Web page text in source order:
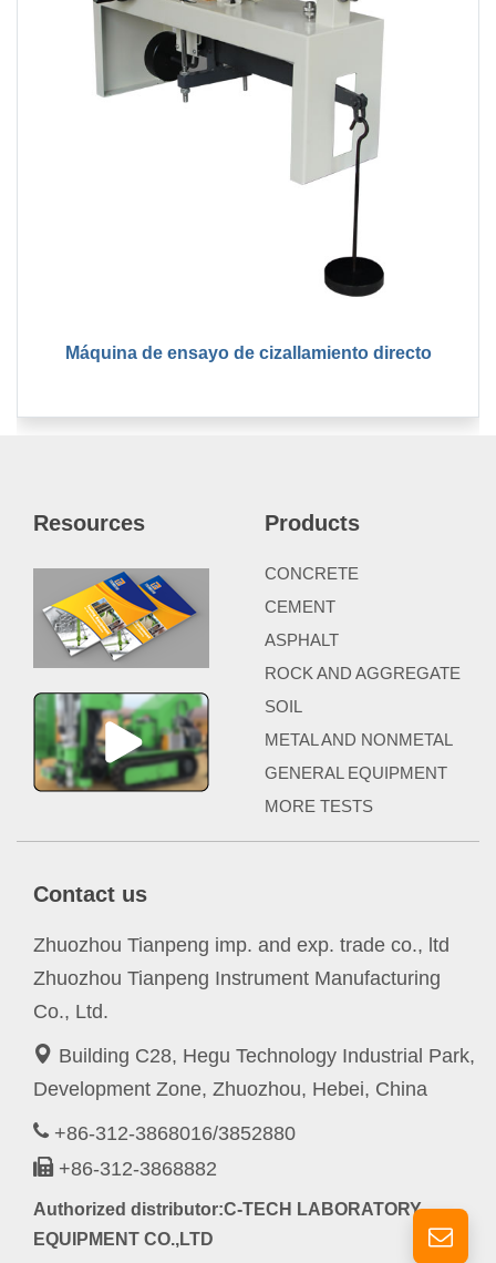
Máquina de ensayo de cizallamiento directo
Resources Products
CONCRETE
CEMENT
ASPHALT
ROCK AND AGGREGATE
SOIL
METAL AND NONMETAL
GENERAL EQUIPMENT
MORE TESTS
Contact us
Zhuozhou Tianpeng imp. and exp. trade co., ltd
Zhuozhou Tianpeng Instrument Manufacturing
Co., Ltd.
Building C28, Hegu Technology Industrial Park,
Development Zone, Zhuozhou, Hebei, China
+86-312-3868016/3852880
+86-312-3868882
Authorized distributor:C-TECH LABORATORY
EQUIPMENT CO.,LTD